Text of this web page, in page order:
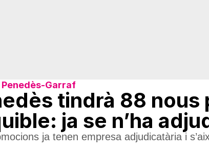
Garraf
tindrà 88
ja se n’ha
ja tenen empresa adjudicatària i